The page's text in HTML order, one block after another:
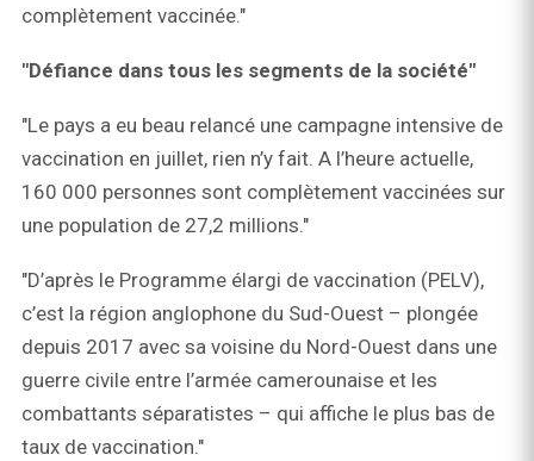
complètement vaccinée."
"Défiance dans tous les segments de la société"
"Le pays a eu beau relancé une campagne intensive de
vaccination en juillet, rien n’y fait. A l’heure actuelle,
160 000 personnes sont complètement vaccinées sur
une population de 27,2 millions."
"D’après le Programme élargi de vaccination (PELV),
c’est la région anglophone du Sud-Ouest – plongée
depuis 2017 avec sa voisine du Nord-Ouest dans une
guerre civile entre l’armée camerounaise et les
combattants séparatistes – qui affiche le plus bas de
taux de vaccination."